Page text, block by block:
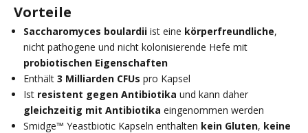
Vorteile
Saccharomyces boulardii ist eine körperfreundliche,
nicht pathogene und nicht kolonisierende Hefe mit
probiotischen Eigenschaften
Enthält 3 Milliarden CFUs pro Kapsel
Ist resistent gegen Antibiotika und kann daher
gleichzeitig mit Antibiotika eingenommen werden
Smidge™ Yeastbiotic Kapseln enthalten kein Gluten, keine